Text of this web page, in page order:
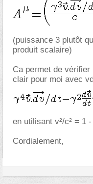
(puissance 3 plutôt
produit scalaire)
Ca permet de
clair pour moi avec
en utilisant v²/c² = 1 -
Cordialement,